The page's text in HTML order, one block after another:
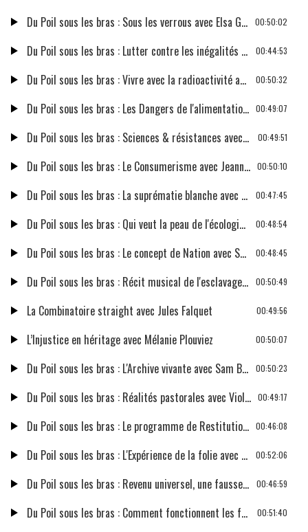
Du Poil sous les bras : Sous les verrous avec Elsa Génard 00:50:02
Du Poil sous les bras : Lutter contre les inégalités avec Cécile Duflot 00:44:53
Du Poil sous les bras : Vivre avec la radioactivité avec Sophie Houdart 00:50:32
Du Poil sous les bras : Les Dangers de l'alimentation avec Karine Jacquemart 00:49:07
Du Poil sous les bras : Sciences & résistances avec Emmanuelle Perez Tisserant et Emilia Roig 00:49:51
Du Poil sous les bras : Le Consumerisme avec Jeanne Guien 00:50:10
Du Poil sous les bras : La suprématie blanche avec Amandine Gay 00:47:45
Du Poil sous les bras : Qui veut la peau de l'écologie ? 00:48:54
Du Poil sous les bras : Le concept de Nation avec Sarah Mazouz 00:48:45
Du Poil sous les bras : Récit musical de l'esclavage colonial avec Valérie-Ann Edmond Mariette 00:50:49
La Combinatoire straight avec Jules Falquet 00:49:56
L’Injustice en héritage avec Mélanie Plouviez 00:50:07
Du Poil sous les bras : L'Archive vivante avec Sam Bourcier 00:50:23
Du Poil sous les bras : Réalités pastorales avec Violaine Bérot 00:49:17
Du Poil sous les bras : Le programme de Restitutions extraordinaires avec Malika Danoy 00:46:08
Du Poil sous les bras : L'Expérience de la folie avec H.K. 00:52:06
Du Poil sous les bras : Revenu universel, une fausse bonne idée ? avec Aude Vidal 00:46:59
Du Poil sous les bras : Comment fonctionnent les fonctionnaires ? avec Claire Lemercier 00:51:40